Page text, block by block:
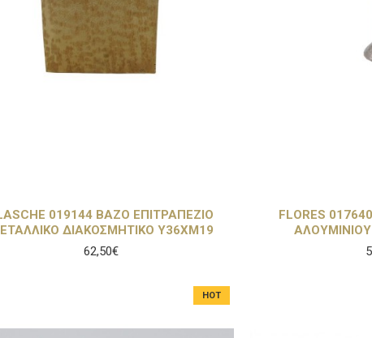
019144 ΒΑΖΟ ΕΠΙΤΡΑΠΕΖΙΟ
ΔΙΑΚΟΣΜΗΤΙΚΟ Υ36ΧΜ19
62,50€
FLORES
HOT